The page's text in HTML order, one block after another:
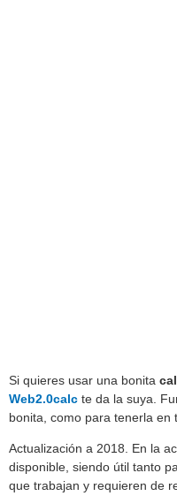
Si quieres usar una bonita
Web2.0calc te da la suya.
bonita, como para tenerla en
Actualización a 2018. En la
disponible, siendo útil tanto
que trabajan y requieren de